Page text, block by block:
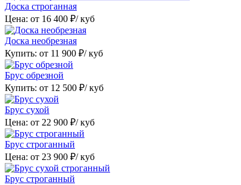
Доска строганная
Цена: от 16 400 ₽/ куб
Доска необрезная
Купить: от 11 900 ₽/ куб
Брус обрезной
Купить: от 12 500 ₽/ куб
Брус сухой
Цена: от 22 900 ₽/ куб
Брус строганный
Цена: от 23 900 ₽/ куб
Брус строганный